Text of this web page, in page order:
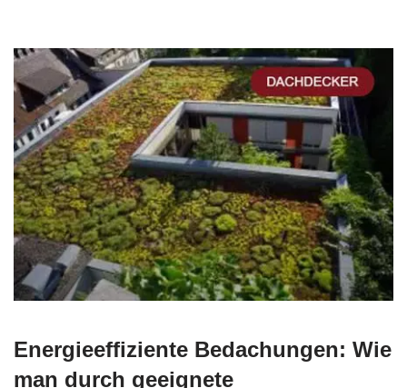
Energieeffiziente Bedachungen: Wie
man durch geeignete